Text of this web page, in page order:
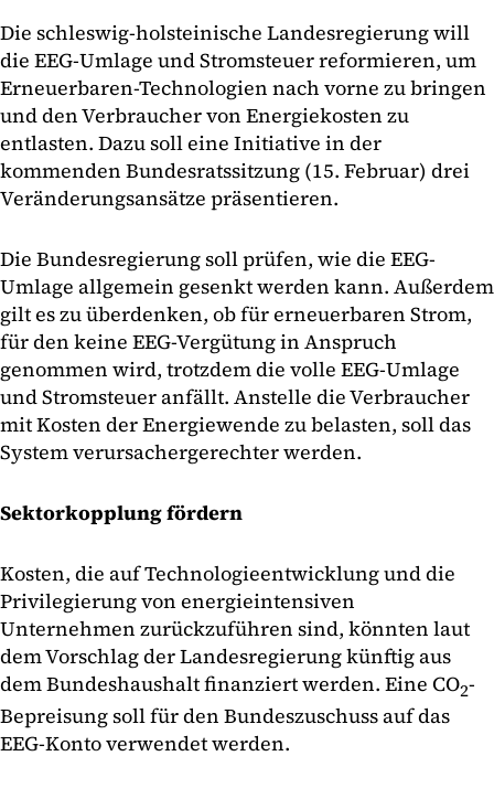
Die schleswig-holsteinische Landesregierung will
die EEG-Umlage und Stromsteuer reformieren, um
Erneuerbaren-Technologien nach vorne zu bringen
und den Verbraucher von Energiekosten zu
entlasten. Dazu soll eine Initiative in der
kommenden Bundesratssitzung (15. Februar) drei
Veränderungsansätze präsentieren.
Die Bundesregierung soll prüfen, wie die EEG-
Umlage allgemein gesenkt werden kann. Außerdem
gilt es zu überdenken, ob für erneuerbaren Strom,
für den keine EEG-Vergütung in Anspruch
genommen wird, trotzdem die volle EEG-Umlage
und Stromsteuer anfällt. Anstelle die Verbraucher
mit Kosten der Energiewende zu belasten, soll das
System verursachergerechter werden.
Sektorkopplung fördern
Kosten, die auf Technologieentwicklung und die
Privilegierung von energieintensiven
Unternehmen zurückzuführen sind, könnten laut
dem Vorschlag der Landesregierung künftig aus
dem Bundeshaushalt finanziert werden. Eine CO2-
Bepreisung soll für den Bundeszuschuss auf das
EEG-Konto verwendet werden.